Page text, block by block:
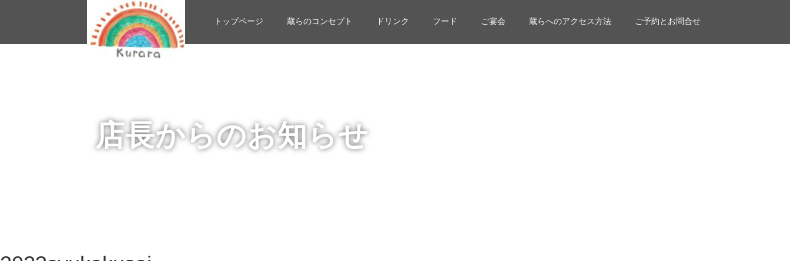
トップページ 蔵らのコンセプト ドリンク フード ご宴会 蔵らへのアクセス方法 ご予約とお問合せ
店長からのお知らせ